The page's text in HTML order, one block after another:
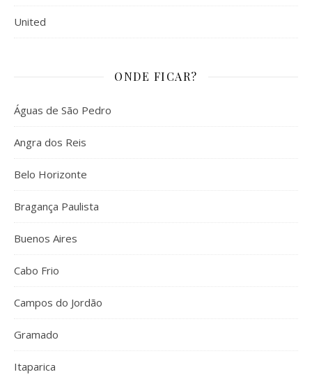
United
ONDE FICAR?
Águas de São Pedro
Angra dos Reis
Belo Horizonte
Bragança Paulista
Buenos Aires
Cabo Frio
Campos do Jordão
Gramado
Itaparica